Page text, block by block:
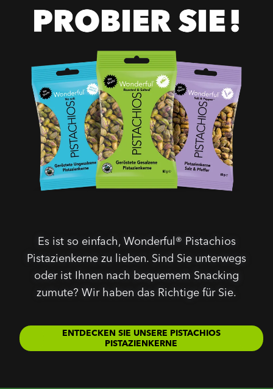
Es ist so einfach, Wonderful® Pistachios
Pistazienkerne zu lieben. Sind Sie unterwegs
oder ist Ihnen nach bequemem Snacking
zumute? Wir haben das Richtige für Sie.
ENTDECKEN SIE UNSERE PISTACHIOS
PISTAZIENKERNE